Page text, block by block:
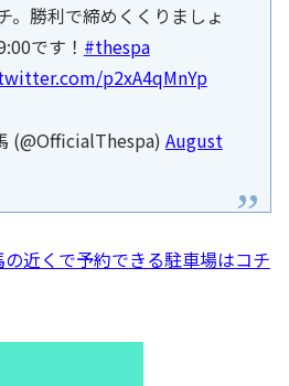
。勝利で締めくくりましょ
です！ #thespa
p2xA4qMnYp
(@OfficialThespa) August
近くで予約できる駐車場はコチ